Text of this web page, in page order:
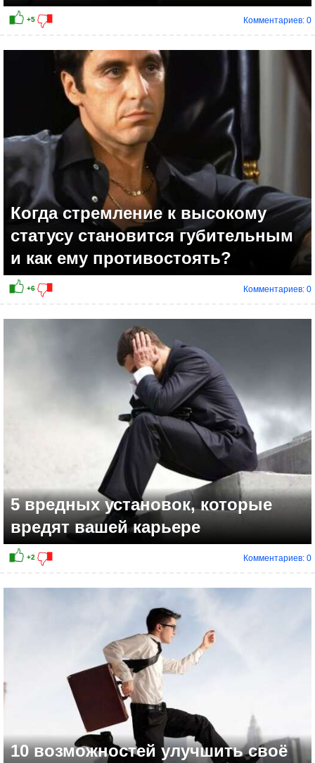
+3
Комментариев: 0
Когда стремление к высокому
статусу становится губительным
и как ему противостоять?
Комментариев: 0
5 вредных установок, которые
вредят вашей карьере
Комментариев: 0
10 возможностей улучшить своё